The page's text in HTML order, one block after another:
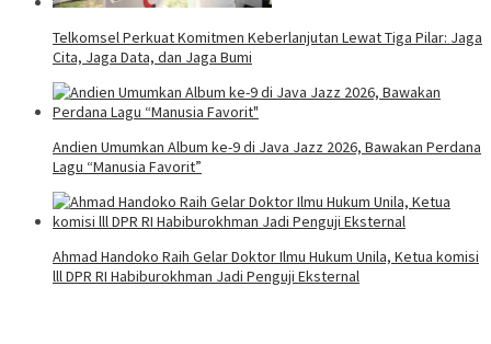
Telkomsel Perkuat Komitmen Keberlanjutan Lewat Tiga Pilar: Jaga
Cita, Jaga Data, dan Jaga Bumi
Andien Umumkan Album ke-9 di Java Jazz 2026, Bawakan Perdana
Lagu “Manusia Favorit”
Ahmad Handoko Raih Gelar Doktor Ilmu Hukum Unila, Ketua komisi
lll DPR RI Habiburokhman Jadi Penguji Eksternal